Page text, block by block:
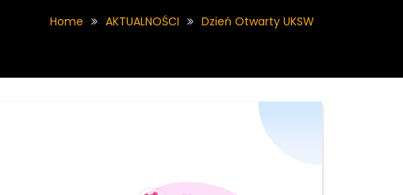
Home AKTUALNOŚCI Dzień Otwarty UKSW